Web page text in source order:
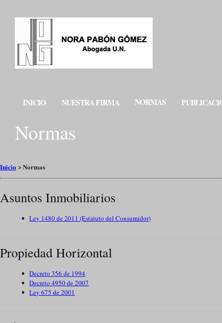
INICIO NUESTRA FIRMA NORMAS
Normas
Inicio >Normas
Asuntos Inmobiliarios
Ley 1480 de 2011 (Estatuto del Consumidor)
Propiedad Horizontal
Decreto 356 de 1994
Decreto 4950 de 2007
Ley 675 de 2001